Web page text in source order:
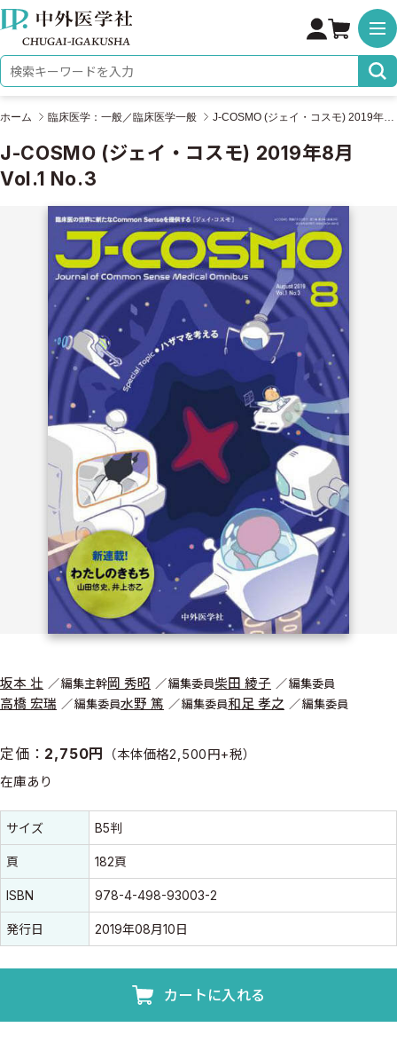
株式会社 中外医学社
検索キーワード
ホーム 臨床医学：一般／臨床医学一般 J-COSMO (ジェイ・コスモ) 2019年8月 Vol.1 No.3
J-COSMO (ジェイ・コスモ) 2019年8月
Vol.1 No.3
坂本 壮 編集主幹岡 秀昭 編集委員柴田 綾子 編集委員
高橋 宏瑞 編集委員水野 篤 編集委員和足 孝之 編集委員
定価： 2,750円 （本体価格2,500円+税）
在庫あり
書誌情報
書誌情報
サイズ B5判
頁 182頁
ISBN 978-4-498-93003-2
発行日 2019年08月10日
カートに入れる